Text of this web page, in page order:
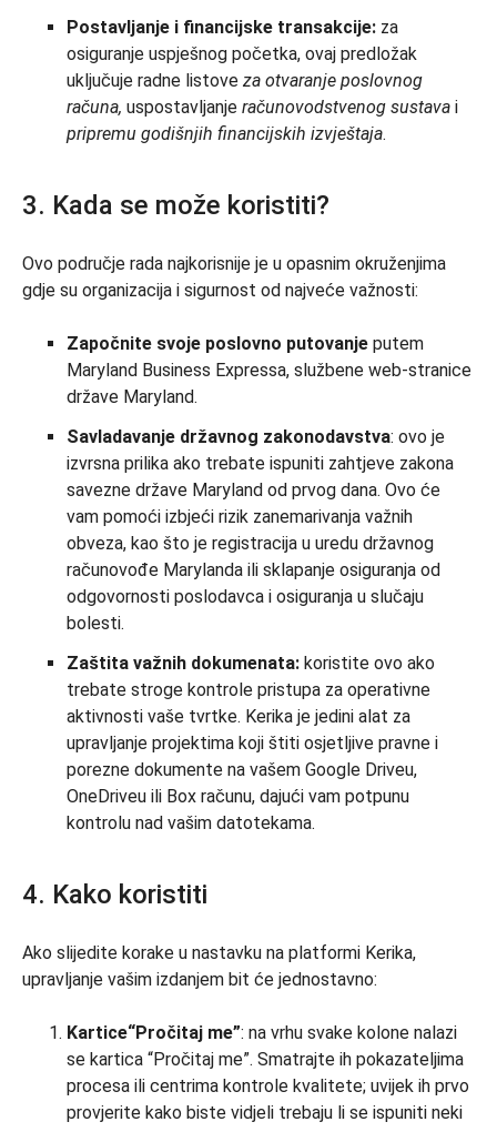
Postavljanje i financijske transakcije: za
osiguranje uspješnog početka, ovaj predložak
uključuje radne listove za otvaranje poslovnog
računa, uspostavljanje računovodstvenog sustava i
pripremu godišnjih financijskih izvještaja.
3. Kada se može koristiti?
Ovo područje rada najkorisnije je u opasnim okruženjima
gdje su organizacija i sigurnost od najveće važnosti:
Započnite svoje poslovno putovanje putem
Maryland Business Expressa, službene web-stranice
države Maryland.
Savladavanje državnog zakonodavstva: ovo je
izvrsna prilika ako trebate ispuniti zahtjeve zakona
savezne države Maryland od prvog dana. Ovo će
vam pomoći izbjeći rizik zanemarivanja važnih
obveza, kao što je registracija u uredu državnog
računovođe Marylanda ili sklapanje osiguranja od
odgovornosti poslodavca i osiguranja u slučaju
bolesti.
Zaštita važnih dokumenata: koristite ovo ako
trebate stroge kontrole pristupa za operativne
aktivnosti vaše tvrtke. Kerika je jedini alat za
upravljanje projektima koji štiti osjetljive pravne i
porezne dokumente na vašem Google Driveu,
OneDriveu ili Box računu, dajući vam potpunu
kontrolu nad vašim datotekama.
4. Kako koristiti
Ako slijedite korake u nastavku na platformi Kerika,
upravljanje vašim izdanjem bit će jednostavno:
Kartice“Pročitaj me”: na vrhu svake kolone nalazi
se kartica “Pročitaj me”. Smatrajte ih pokazateljima
procesa ili centrima kontrole kvalitete; uvijek ih prvo
provjerite kako biste vidjeli trebaju li se ispuniti neki